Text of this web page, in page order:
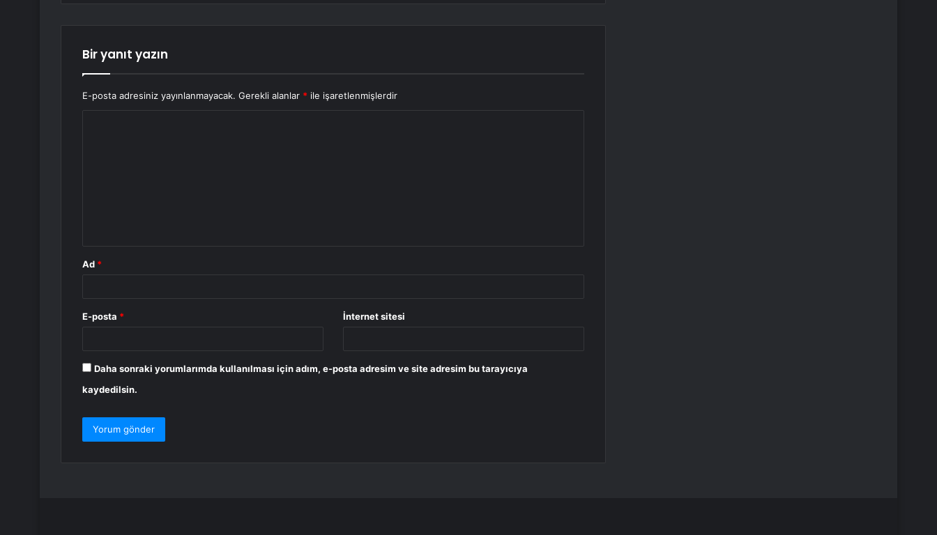
Bir yanıt yazın
E-posta adresiniz yayınlanmayacak. Gerekli alanlar * ile işaretlenmişlerdir
Ad *
E-posta * İnternet sitesi
Daha sonraki yorumlarımda kullanılması için adım, e-posta adresim ve site adresim bu tarayıcıya
kaydedilsin.